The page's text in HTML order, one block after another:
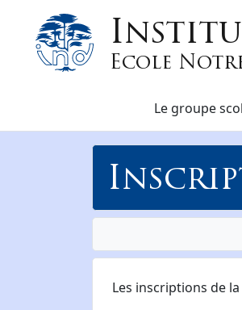
Ecole
Le groupe
Les inscriptions de